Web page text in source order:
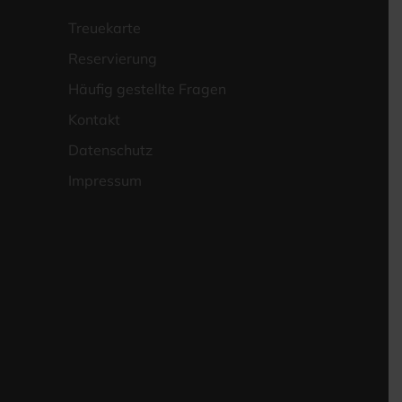
Treue­kar­te
Reser­vie­rung
Häu­fig gestell­te Fragen
Kon­takt
Daten­schutz
Impres­sum